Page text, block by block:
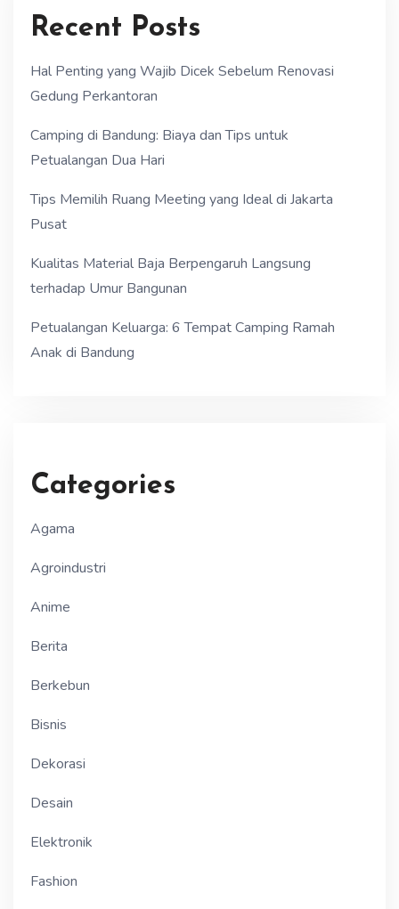
Recent Posts
Hal Penting yang Wajib Dicek Sebelum Renovasi
Gedung Perkantoran
Camping di Bandung: Biaya dan Tips untuk
Petualangan Dua Hari
Tips Memilih Ruang Meeting yang Ideal di Jakarta
Pusat
Kualitas Material Baja Berpengaruh Langsung
terhadap Umur Bangunan
Petualangan Keluarga: 6 Tempat Camping Ramah
Anak di Bandung
Categories
Agama
Agroindustri
Anime
Berita
Berkebun
Bisnis
Dekorasi
Desain
Elektronik
Fashion